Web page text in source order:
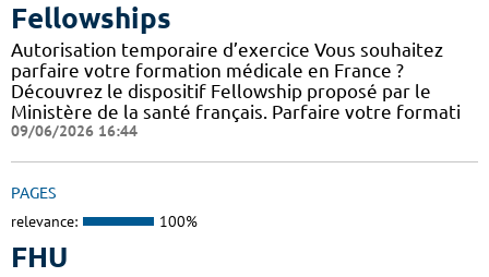
Fellowships
Autorisation temporaire d’exercice Vous souhaitez
parfaire votre formation médicale en France ?
Découvrez le dispositif Fellowship proposé par le
Ministère de la santé français. Parfaire votre formati
09/06/2026 16:44
PAGES
relevance: 100%
FHU